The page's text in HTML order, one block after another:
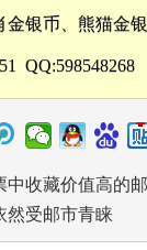
银币、熊猫金
QQ:598548268
中收藏价值高的
然受邮市青睐